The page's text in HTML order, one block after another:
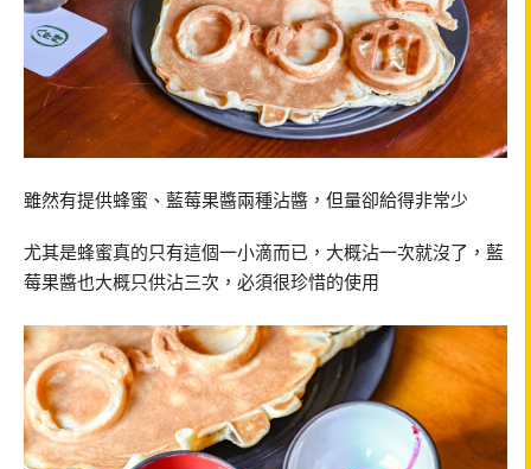
雖然有提供蜂蜜、藍莓果醬兩種沾醬，但量卻給得非常少
尤其是蜂蜜真的只有這個一小滴而已，大概沾一次就沒了，藍
莓果醬也大概只供沾三次，必須很珍惜的使用